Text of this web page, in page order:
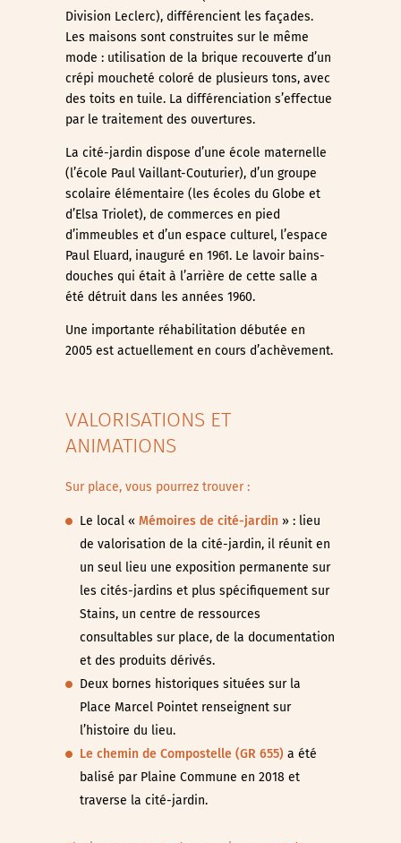
Division Leclerc), différencient les façades.
Les maisons sont construites sur le même
mode : utilisation de la brique recouverte d’un
crépi moucheté coloré de plusieurs tons, avec
des toits en tuile. La différenciation s’effectue
par le traitement des ouvertures.
La cité-jardin dispose d’une école maternelle
(l’école Paul Vaillant-Couturier), d’un groupe
scolaire élémentaire (les écoles du Globe et
d’Elsa Triolet), de commerces en pied
d’immeubles et d’un espace culturel, l’espace
Paul Eluard, inauguré en 1961. Le lavoir bains-
douches qui était à l’arrière de cette salle a
été détruit dans les années 1960.
Une importante réhabilitation débutée en
2005 est actuellement en cours d’achèvement.
VALORISATIONS ET
ANIMATIONS
Sur place, vous pourrez trouver :
Le local «Mémoires de cité-jardin » : lieu
de valorisation de la cité-jardin, il réunit en
un seul lieu une exposition permanente sur
les cités-jardins et plus spécifiquement sur
Stains, un centre de ressources
consultables sur place, de la documentation
et des produits dérivés.
Deux bornes historiques situées sur la
Place Marcel Pointet renseignent sur
l’histoire du lieu.
Le chemin de Compostelle (GR 655)a été
balisé par Plaine Commune en 2018 et
traverse la cité-jardin.